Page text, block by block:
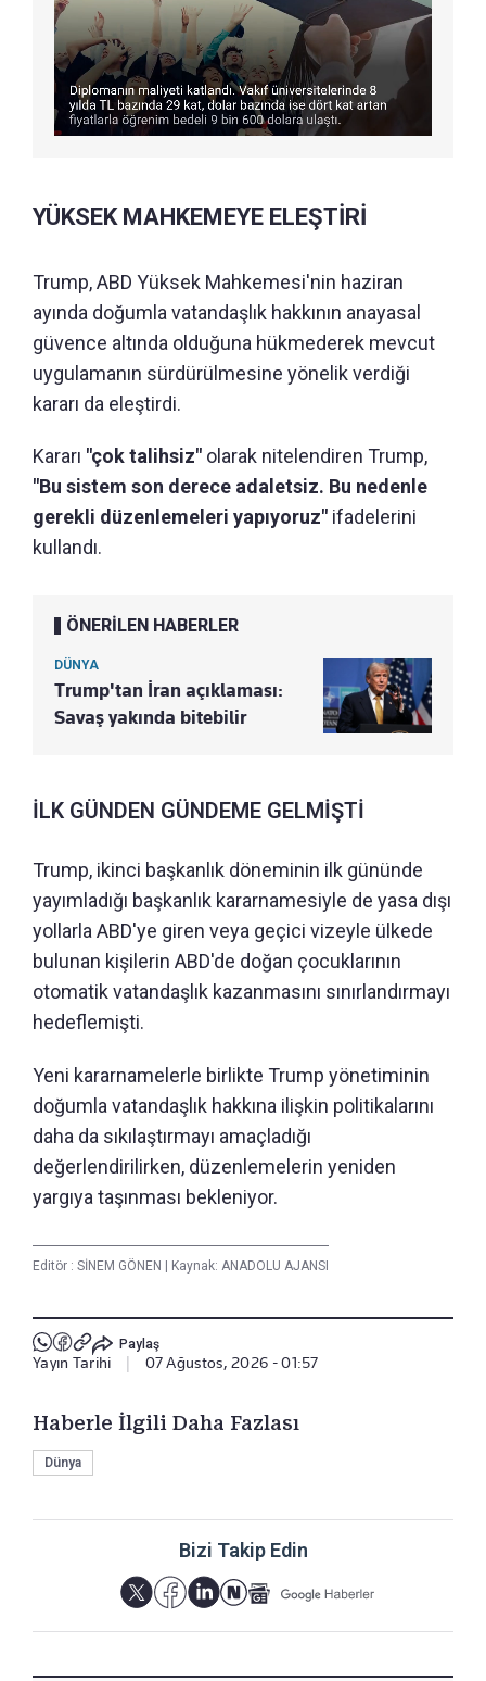
YÜKSEK MAHKEMEYE ELEŞTİRİ
Trump, ABD Yüksek Mahkemesi'nin haziran
ayında doğumla vatandaşlık hakkının anayasal
güvence altında olduğuna hükmederek mevcut
uygulamanın sürdürülmesine yönelik verdiği
kararı da eleştirdi.
Kararı "çok talihsiz" olarak nitelendiren Trump,
"Bu sistem son derece adaletsiz. Bu nedenle
gerekli düzenlemeleri yapıyoruz" ifadelerini
kullandı.
ÖNERİLEN HABERLER
DÜNYA
Trump'tan İran açıklaması:
Savaş yakında bitebilir
İLK GÜNDEN GÜNDEME GELMİŞTİ
Trump, ikinci başkanlık döneminin ilk gününde
yayımladığı başkanlık kararnamesiyle de yasa dışı
yollarla ABD'ye giren veya geçici vizeyle ülkede
bulunan kişilerin ABD'de doğan çocuklarının
otomatik vatandaşlık kazanmasını sınırlandırmayı
hedeflemişti.
Yeni kararnamelerle birlikte Trump yönetiminin
doğumla vatandaşlık hakkına ilişkin politikalarını
daha da sıkılaştırmayı amaçladığı
değerlendirilirken, düzenlemelerin yeniden
yargıya taşınması bekleniyor.
Editör : SİNEM GÖNEN Kaynak: ANADOLU AJANSI
Paylaş
Yayın Tarihi 07 Ağustos, 2026 - 01:57
Haberle İlgili Daha Fazlası
Dünya
Bizi Takip Edin